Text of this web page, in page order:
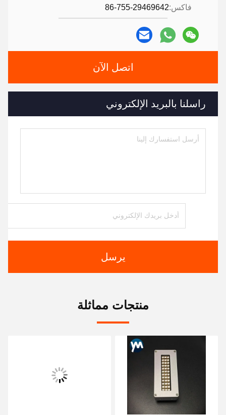
فاكس:86-755-29469642
اتصل الآن
راسلنا بالبريد الإلكتروني
يرسل
منتجات مماثلة